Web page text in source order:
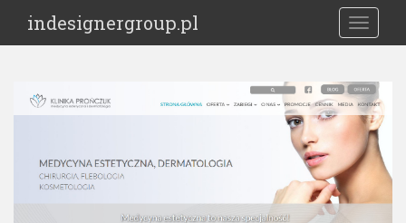
i
indesignergroup.pl